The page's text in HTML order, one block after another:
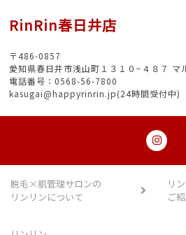
RinRin春日井店
〒486-0857
愛知県春日井市浅山町１３１０−４８７ マ
電話番号：0568-56-7800
kasugai@happyrinrin.jp(24時間受付中)
脱毛×肌管理サロンの
リンリンについて
リ
ご